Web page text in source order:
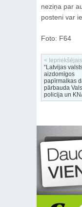
neziņa par
posteni var
Foto: F64
<
“Latvijas
aizdomīgos
papīrmalkas
pārbauda
policija un